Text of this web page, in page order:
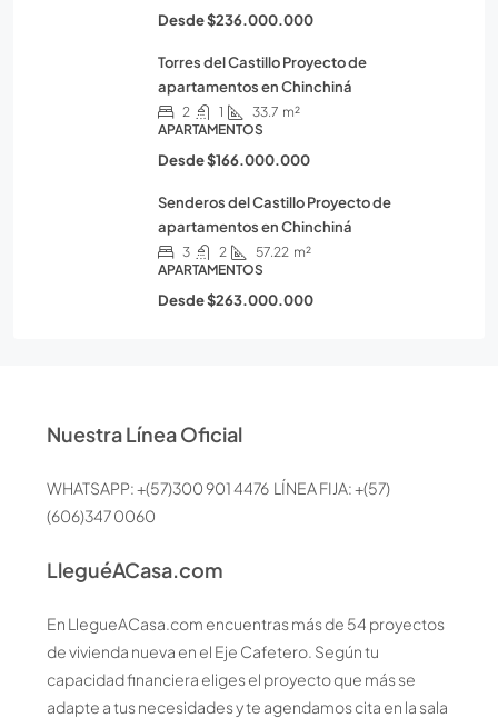
Desde$236.000.000
Torres del Castillo Proyecto de
apartamentos en Chinchiná
2 1 33.7 m²
APARTAMENTOS
Desde$166.000.000
Senderos del Castillo Proyecto de
apartamentos en Chinchiná
3 2 57.22 m²
APARTAMENTOS
Desde$263.000.000
Nuestra Línea Oficial
WHATSAPP: +(57)300 901 4476 LÍNEA FIJA: +(57)
(606)347 0060
LleguéACasa.com
En LlegueACasa.com encuentras más de 54 proyectos
de vivienda nueva en el Eje Cafetero. Según tu
capacidad financiera eliges el proyecto que más se
adapte a tus necesidades y te agendamos cita en la sala